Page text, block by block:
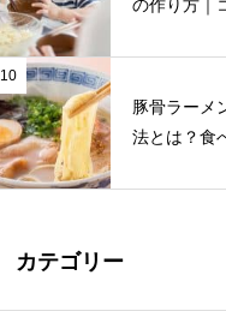
の作り方｜
10
豚骨ラーメ
法とは？食
カテゴリー